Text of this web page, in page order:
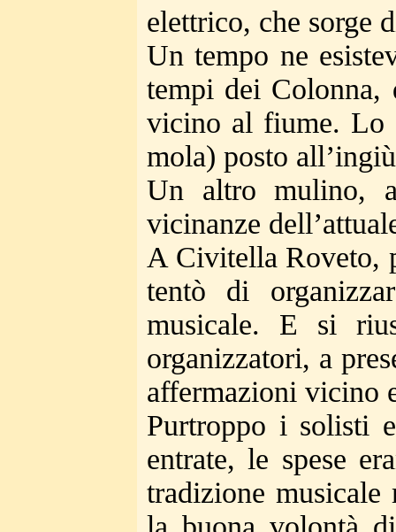
elettrico, che sorge
Un tempo ne
tempi dei Colonna,
vicino al fiume. Lo
mola) posto
Un altro mulino,
vicinanze
A Civitella Roveto,
tentò di
musicale. E si
organizzatori, a
affermazioni vicino
Purtroppo i solisti
entrate, le spese
tradizione musicale